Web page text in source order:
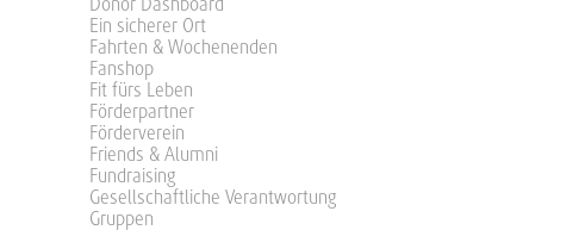
Ein sicherer Ort
Fahrten & Wochenenden
Fanshop
Fit fürs Leben
Förderpartner
Förderverein
Friends & Alumni
Fundraising
Gesellschaftliche Verantwortung
Gruppen